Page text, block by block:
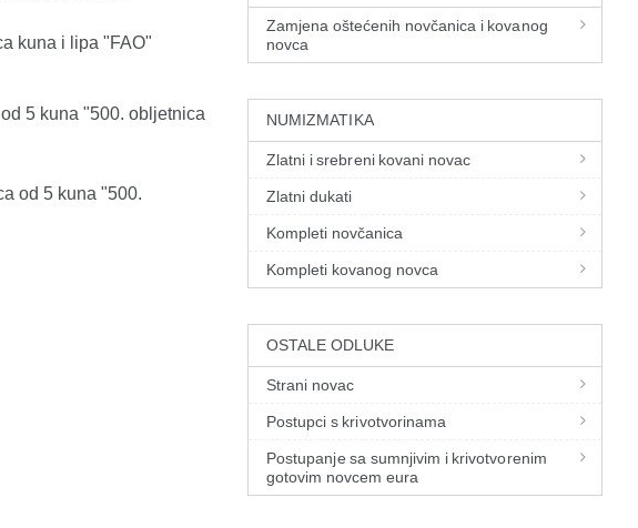
kuna i lipa "FAO"
5 kuna "500. obljetnica
od 5 kuna "500.
Zamjena oštećenih novčanica i kovanog
novca
NUMIZMATIKA
Zlatni i srebreni kovani novac
Zlatni dukati
Kompleti novčanica
Kompleti kovanog novca
OSTALE ODLUKE
Strani novac
Postupci s krivotvorinama
Postupanje sa sumnjivim i krivotvorenim
gotovim novcem eura